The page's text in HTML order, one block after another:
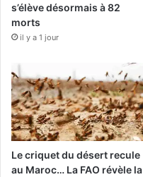
s’élève désormais à 82
morts
il y a 1 jour
Le criquet du désert recule
au Maroc… La FAO révèle la